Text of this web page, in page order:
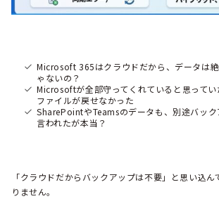
Microsoft 365はクラウドだから、データは
ゃないの？
Microsoftが全部守ってくれていると思ってい
ファイルが戻せなかった
SharePointやTeamsのデータも、別途バック
言われたが本当？
「クラウドだからバックアップは不要」と思い込
りません。